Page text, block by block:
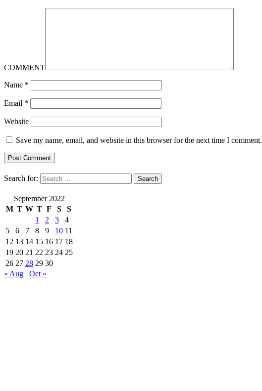
COMMENT
Name *
Email *
Website
Save my name, email, and website in this browser for the next time I comment.
Search for:
September 2022
M T W T F S
S
1
2 3
4
5
6 7 8 9 10 11
12 13 14 15 16 17 18
19 20 21 22 23 24 25
26 27 28 29 30
« Aug
Oct »